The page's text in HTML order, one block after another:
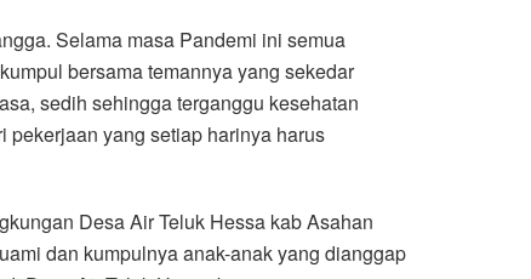
Selama masa Pandemi ini semua
bersama temannya yang sekedar
sedih sehingga terganggu kesehatan
pekerjaan yang setiap harinya harus
Desa Air Teluk Hessa kab Asahan
dan kumpulnya anak-anak yang dianggap